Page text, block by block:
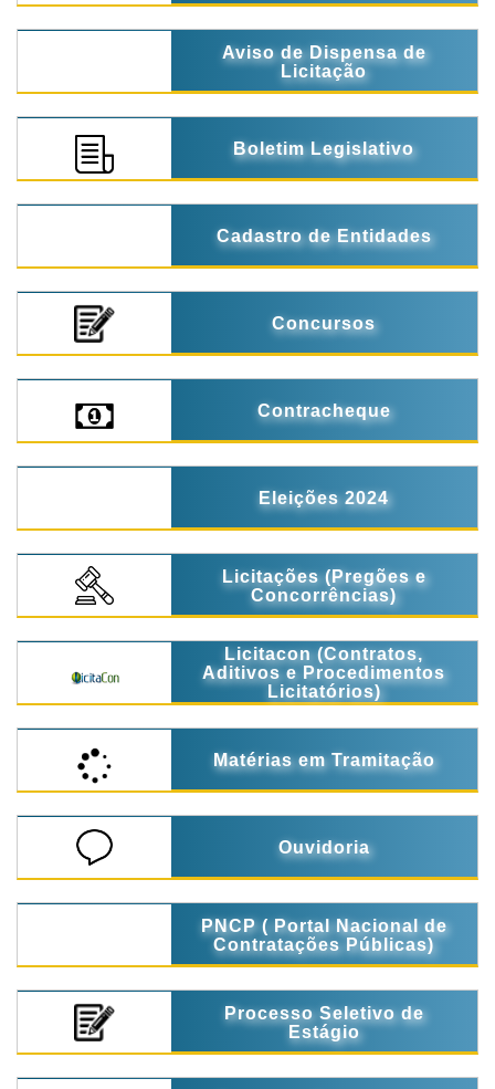
Aviso de Dispensa de
Licitação
Boletim Legislativo
Cadastro de Entidades
Concursos
Contracheque
Eleições 2024
Licitações (Pregões e
Concorrências)
Licitacon (Contratos,
Aditivos e Procedimentos
Licitatórios)
Matérias em Tramitação
Ouvidoria
PNCP ( Portal Nacional de
Contratações Públicas)
Processo Seletivo de
Estágio